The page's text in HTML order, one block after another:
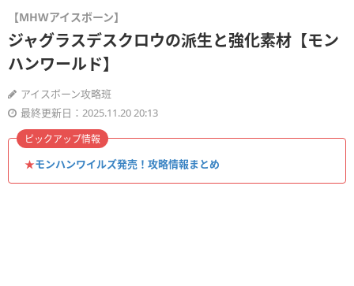
【MHWアイスボーン】
ジャグラスデスクロウの派生と強化素材【モン
ハンワールド】
アイスボーン攻略班
最終更新日：2025.11.20 20:13
★モンハンワイルズ発売！攻略情報まとめ
ピックアップ情報